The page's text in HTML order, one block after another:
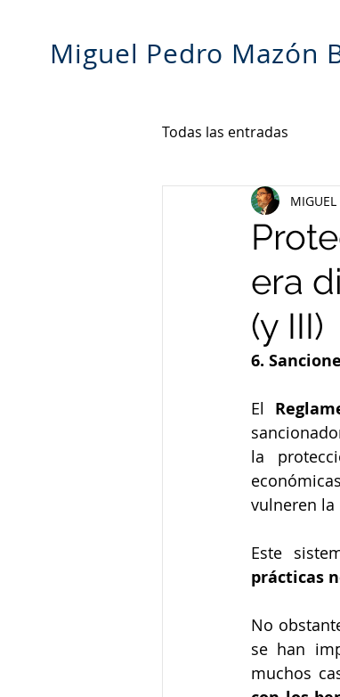
Miguel Pedro Mazón
Todas las entradas
era
(y III)
6.
El
la
vulneren
Este
prácticas
No
se han
muchos